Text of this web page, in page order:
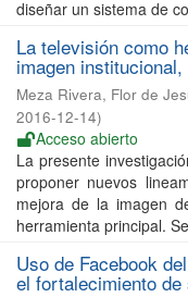
diseñar un sistema de
La televisión como
imagen
Meza Rivera, Flor de
2016-12-14)
Acceso abierto
La presente
proponer nuevos
mejora de la imagen
herramienta principal.
Uso de Facebook
el fortalecimiento